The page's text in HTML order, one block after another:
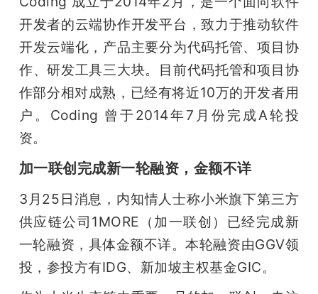
开发者的云端协作开发平台，致力于推动软件
开发云端化，产品主要分为代码托管、项目协
作、研发工具三大块。目前代码托管和项目协
作部分相对成熟，已经有将近10万的开发者用
户。Coding 曾于2014年7月份完成A轮投
资。
加一联创完成新一轮融资，金额不详
3月25日消息，内知情人士称小米旗下第三方
供应链公司1MORE（加一联创）已经完成新
一轮融资，具体金额不详。本轮融资由GGV领
投，参投方有IDG、新加坡主权基金GIC。